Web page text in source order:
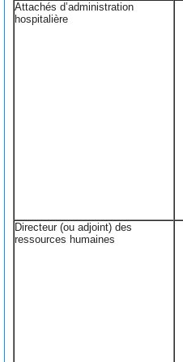
Attachés d’administration
hospitalière
Directeur (ou adjoint) des
ressources humaines